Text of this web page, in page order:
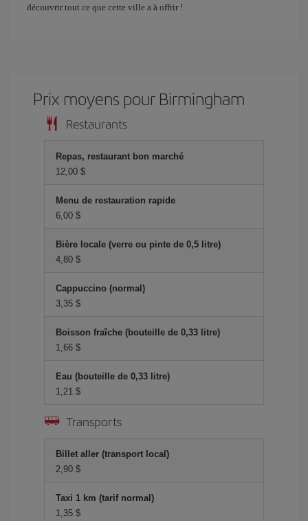
découvrir tout ce que cette ville a à offrir !
Prix ​​moyens pour Birmingham
Restaurants
Repas, restaurant bon marché
12,00 $
Menu de restauration rapide
6,00 $
Bière locale (verre ou pinte de 0,5 litre)
4,80 $
Cappuccino (normal)
3,35 $
Boisson fraîche (bouteille de 0,33 litre)
1,66 $
Eau (bouteille de 0,33 litre)
1,21 $
Transports
Billet aller (transport local)
2,90 $
Taxi 1 km (tarif normal)
1,35 $